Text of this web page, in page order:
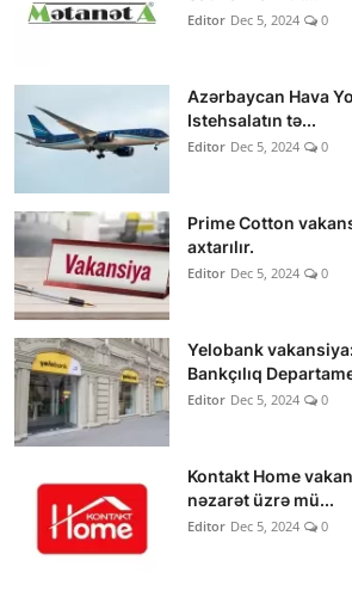
Editor Dec 5, 2024 0
Azərbaycan Hava
Istehsalatın tə...
Editor Dec 5, 2024 0
Prime Cotton
axtarılır.
Editor Dec 5, 2024 0
Yelobank
Bankçılıq
Editor Dec 5, 2024 0
Kontakt Home
nəzarət üzrə mü...
Editor Dec 5, 2024 0